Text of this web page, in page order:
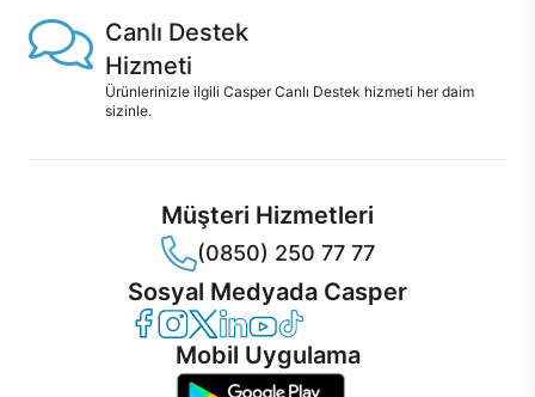
Canlı Destek
Hizmeti
Ürünlerinizle ilgili Casper Canlı Destek hizmeti her daim
sizinle.
Müşteri Hizmetleri
(0850) 250 77 77
Sosyal Medyada Casper
Casper Facebook
Casper Instagram
Casper Twitter
Casper LinkedIn
Casper YouTube
Casper TikTok
Mobil Uygulama